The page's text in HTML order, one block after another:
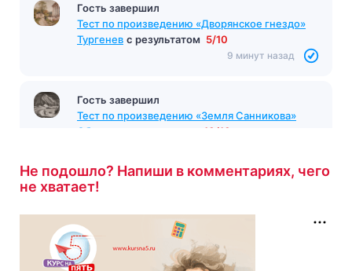
Гость завершил
Тест по произведению «Дворянское гнездо»
Гость завершил
9 минут назад
Не подошло? Напиши в комментариях, чего
не хватает!